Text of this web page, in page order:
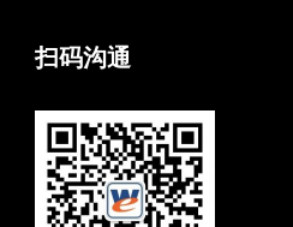
扫码沟通